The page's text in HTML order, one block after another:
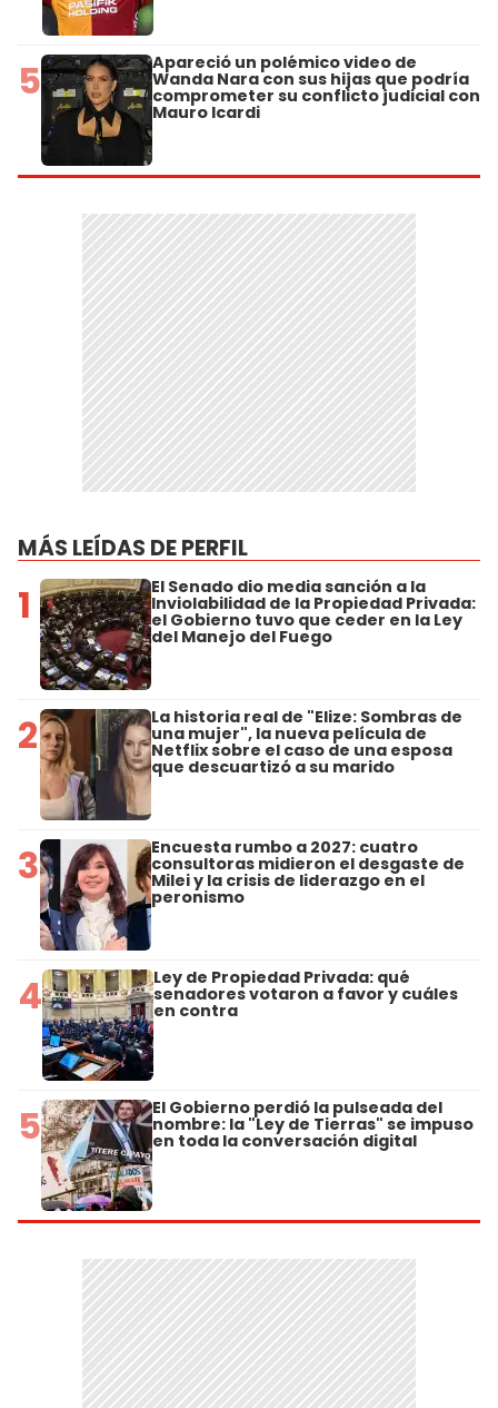
5 Apareció un polémico video de
Wanda Nara con sus hijas que podría
comprometer su conflicto judicial con
Mauro Icardi
MÁS LEÍDAS DE PERFIL
1 El Senado dio media sanción a la
Inviolabilidad de la Propiedad Privada:
el Gobierno tuvo que ceder en la Ley
del Manejo del Fuego
2 La historia real de "Elize: Sombras de
una mujer", la nueva película de
Netflix sobre el caso de una esposa
que descuartizó a su marido
3 Encuesta rumbo a 2027: cuatro
consultoras midieron el desgaste de
Milei y la crisis de liderazgo en el
peronismo
4 Ley de Propiedad Privada: qué
senadores votaron a favor y cuáles
en contra
5 El Gobierno perdió la pulseada del
nombre: la "Ley de Tierras" se impuso
en toda la conversación digital